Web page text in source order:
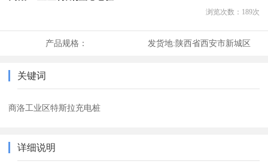
浏览次数： 189次
产品规格： 发货地:陕西省西安市新城区
关键词
商洛工业区特斯拉充电桩
详细说明